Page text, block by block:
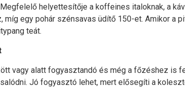
helyettesítője a koffeines italoknak, a
míg egy pohár szénsavas üdítő 150-et. Amikor
teát.
vagy alatt fogyasztandó és még a főzéshez is
Jó fogyasztó lehet, mert elősegíti a